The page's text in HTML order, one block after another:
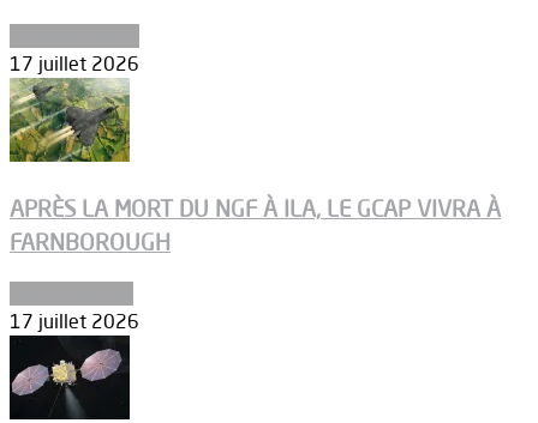
17 juillet 2026
APRÈS LA MORT DU NGF À ILA, LE GCAP VIVRA À
FARNBOROUGH
17 juillet 2026